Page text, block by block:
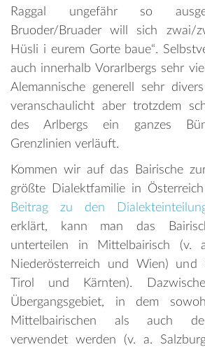
Raggal ungefähr so
Bruoder/Bruader will sich zwai/
Hüsli i eurem Gorte baue“.
auch innerhalb Vorarlbergs sehr
Alemannische generell sehr
veranschaulicht aber trotzdem
des Arlbergs ein ganzes
Grenzlinien verläuft.
Kommen wir auf das Bairische
größte Dialektfamilie in
Beitrag zu den
erklärt, kann man das
unterteilen in Mittelbairisch (v.
Niederösterreich und Wien) und
Tirol und Kärnten).
Übergangsgebiet, in dem
Mittelbairischen als auch
verwendet werden (v. a.